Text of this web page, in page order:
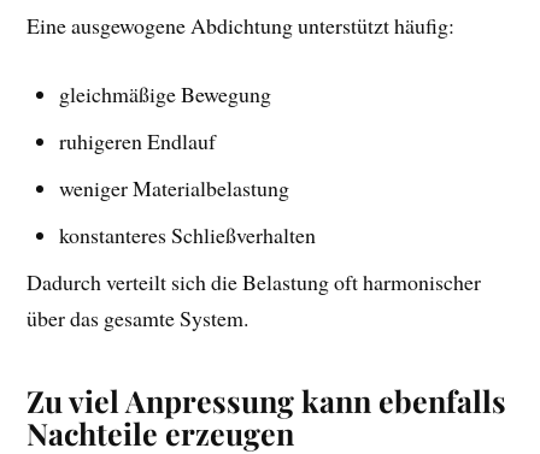
Eine ausgewogene Abdichtung unterstützt häufig:
gleichmäßige Bewegung
ruhigeren Endlauf
weniger Materialbelastung
konstanteres Schließverhalten
Dadurch verteilt sich die Belastung oft harmonischer
über das gesamte System.
Zu viel Anpressung kann ebenfalls
Nachteile erzeugen